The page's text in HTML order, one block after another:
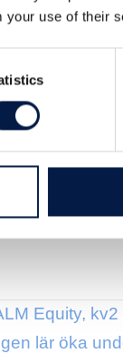
your use of their